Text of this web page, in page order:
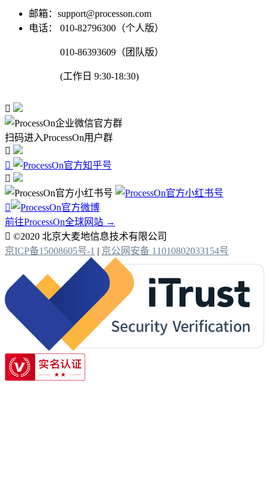
邮箱：support@processon.com
电话：
010-82796300（个人版）
010-86393609（团队版）
(工作日 9:30-18:30)

扫码进入ProcessOn用户群




前往ProcessOn全球网站 →
 ©2020 北京大麦地信息技术有限公司
京ICP备15008605号-1 | 京公网安备 11010802033154号